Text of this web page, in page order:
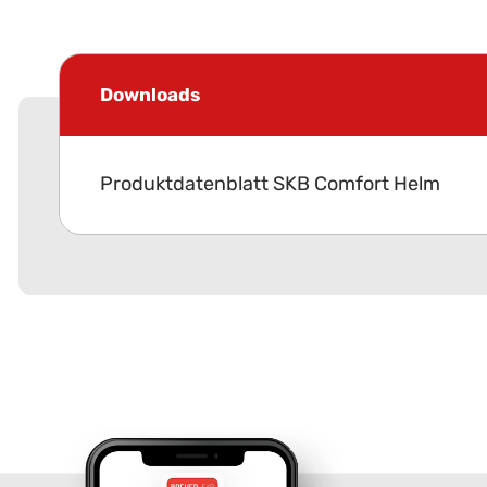
Downloads
Produktdatenblatt SKB Comfort Helm